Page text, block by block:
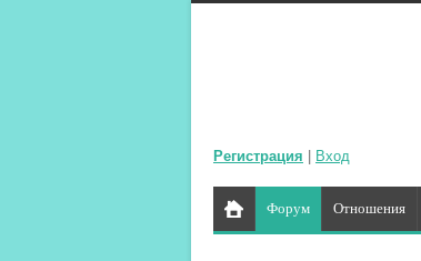
Регистрация Вход
Форум Отношения